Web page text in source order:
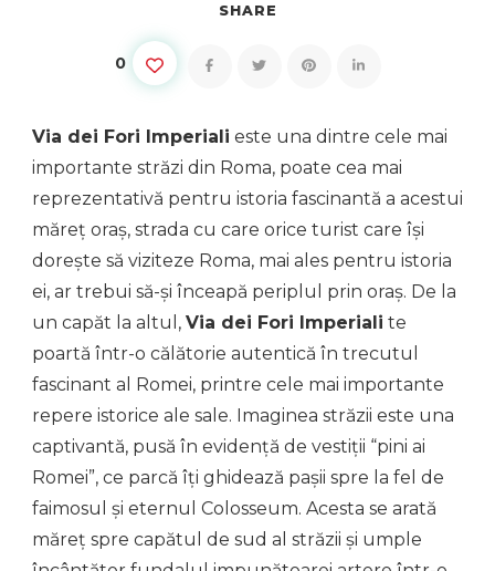
SHARE
0
Via dei Fori Imperiali este una dintre cele mai
importante străzi din Roma, poate cea mai
reprezentativă pentru istoria fascinantă a acestui
măreț oraș, strada cu care orice turist care își
dorește să viziteze Roma, mai ales pentru istoria
ei, ar trebui să-și înceapă periplul prin oraș. De la
un capăt la altul, Via dei Fori Imperiali te
poartă într-o călătorie autentică în trecutul
fascinant al Romei, printre cele mai importante
repere istorice ale sale. Imaginea străzii este una
captivantă, pusă în evidență de vestiții “pini ai
Romei”, ce parcă îți ghidează pașii spre la fel de
faimosul și eternul Colosseum. Acesta se arată
măreț spre capătul de sud al străzii și umple